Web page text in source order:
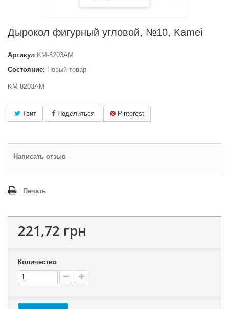
Дырокол фигурный угловой, №10, Kamei
Артикул KM-8203AM
Состояние: Новый товар
KM-8203AM
Твит Поделиться Pinterest
Написать отзыв
Печать
221,72 грн
Количество